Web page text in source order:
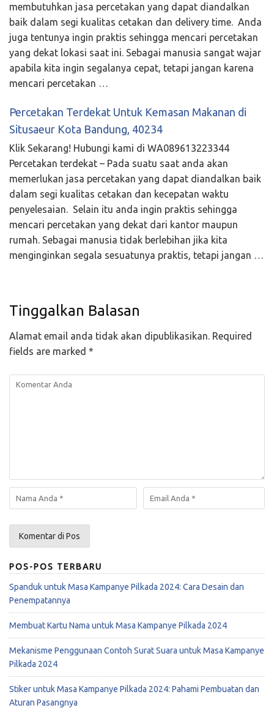
membutuhkan jasa percetakan yang dapat diandalkan
baik dalam segi kualitas cetakan dan delivery time. Anda
juga tentunya ingin praktis sehingga mencari percetakan
yang dekat lokasi saat ini. Sebagai manusia sangat wajar
apabila kita ingin segalanya cepat, tetapi jangan karena
mencari percetakan …
Percetakan Terdekat Untuk Kemasan Makanan di
Situsaeur Kota Bandung, 40234
Klik Sekarang! Hubungi kami di WA089613223344
Percetakan terdekat – Pada suatu saat anda akan
memerlukan jasa percetakan yang dapat diandalkan baik
dalam segi kualitas cetakan dan kecepatan waktu
penyelesaian. Selain itu anda ingin praktis sehingga
mencari percetakan yang dekat dari kantor maupun
rumah. Sebagai manusia tidak berlebihan jika kita
menginginkan segala sesuatunya praktis, tetapi jangan …
Tinggalkan Balasan
Alamat email anda tidak akan dipublikasikan. Required
fields are marked *
POS-POS TERBARU
Spanduk untuk Masa Kampanye Pilkada 2024: Cara Desain dan
Penempatannya
Membuat Kartu Nama untuk Masa Kampanye Pilkada 2024
Mekanisme Penggunaan Contoh Surat Suara untuk Masa Kampanye
Pilkada 2024
Stiker untuk Masa Kampanye Pilkada 2024: Pahami Pembuatan dan
Aturan Pasangnya